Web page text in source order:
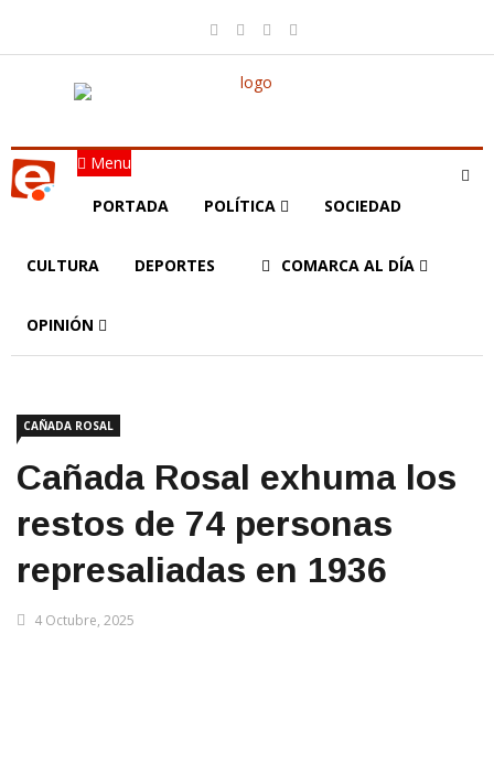
Menu
PORTADA POLÍTICA SOCIEDAD
CULTURA DEPORTES COMARCA AL DÍA
OPINIÓN
CAÑADA ROSAL
Cañada Rosal exhuma los
restos de 74 personas
represaliadas en 1936
4 Octubre, 2025